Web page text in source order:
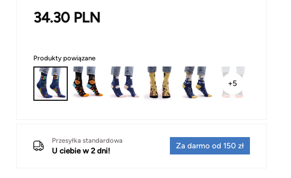
34.30 PLN
Produkty powiązane
+5
Przesyłka standardowa
U ciebie w 2 dni!
Za darmo od 150 zł